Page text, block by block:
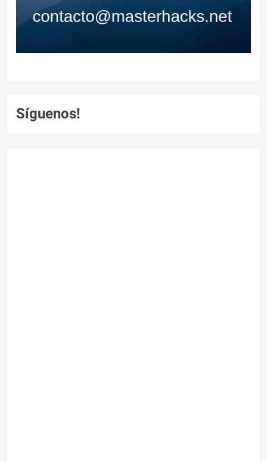
Síguenos!